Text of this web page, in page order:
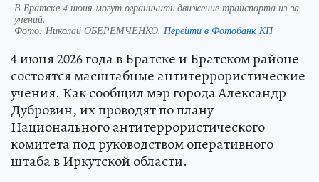
В Братске 4 июня могут ограничить движение транспорта из-за
учений.
Фото: Николай ОБЕРЕМЧЕНКО. Перейти в Фотобанк КП
4 июня 2026 года в Братске и Братском районе
состоятся масштабные антитеррористические
учения. Как сообщил мэр города Александр
Дубровин, их проводят по плану
Национального антитеррористического
комитета под руководством оперативного
штаба в Иркутской области.